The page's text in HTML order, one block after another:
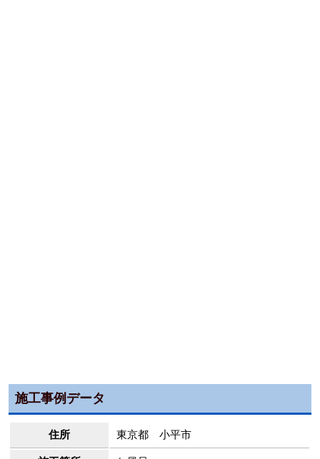
施工事例データ
住所 東京都 小平市